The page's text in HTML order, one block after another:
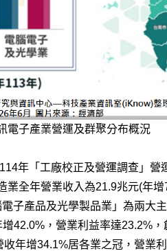
電子產業營運及群聚分布概況
年「工廠校正及營運調查」
全年營業收入為21.9兆元(年
子產品及光學製品業」為兩大
42.0%，營業利益率達23.2%
年增34.1%居各業之冠，營業